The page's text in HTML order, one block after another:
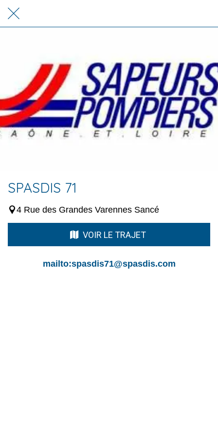
SPASDIS 71
4 Rue des Grandes Varennes Sancé
VOIR LE TRAJET
mailto:spasdis71@spasdis.com